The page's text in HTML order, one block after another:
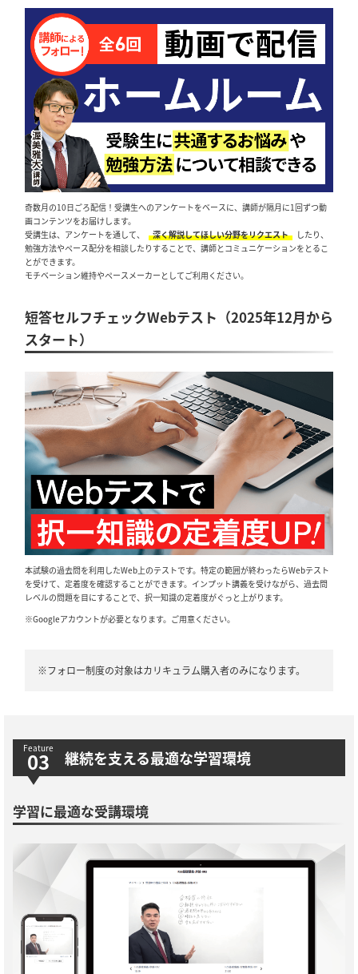
奇数月の10日ごろ配信！受講生へのアンケートをベースに、講師が隔月に1回ずつ動
画コンテンツをお届けします。
受講生は、アンケートを通して、
深く解説してほしい分野をリクエスト
したり、
勉強方法やペース配分を相談したりすることで、講師とコミュニケーションをとるこ
とができます。
モチベーション維持やペースメーカーとしてご利用ください。
短答セルフチェックWebテスト（2025年12月から
スタート）
本試験の過去問を利用したWeb上のテストです。特定の範囲が終わったらWebテスト
を受けて、定着度を確認することができます。インプット講義を受けながら、過去問
レベルの問題を目にすることで、択一知識の定着度がぐっと上がります。
※Googleアカウントが必要となります。ご用意ください。
※フォロー制度の対象はカリキュラム購入者のみになります。
継続を支える最適な学習環境
学習に最適な受講環境